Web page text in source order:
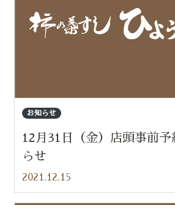
お知らせ
12月31日（金）店頭事前
らせ
2021.12.15